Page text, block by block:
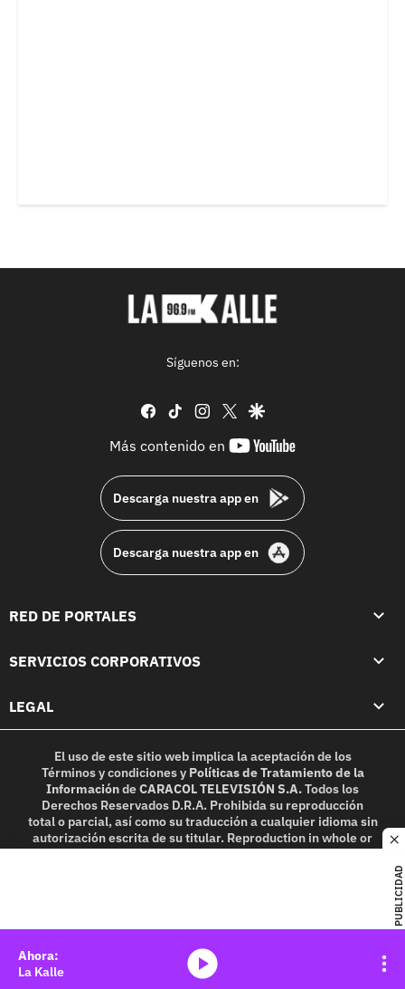
PUBLICIDAD
Síguenos en:
facebook
tiktok instagram
twittergoogle
Más contenido en
youtube-
Descarga nuestra app en
Descarga nuestra app en
RED DE PORTALES
SERVICIOS CORPORATIVOS
LEGAL
El uso de este sitio web implica la aceptación de los
Términos y condicionesy Políticas de Tratamiento de la
InformacióndeCARACOL TELEVISIÓN S.A.Todos los
Derechos Reservados D.R.A. Prohibida su reproducción
total o parcial, así como su traducción a cualquier idioma sin
autorización escrita de su titular. Reproduction in whole or
in part, or translation without written permission is
La Kalle